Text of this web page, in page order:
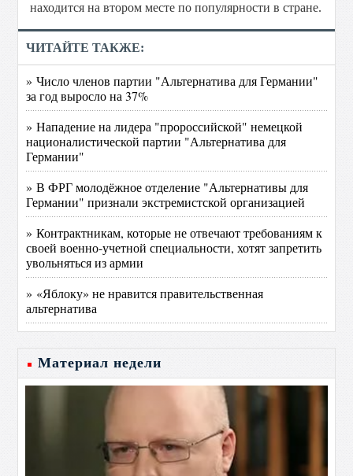
находится на втором месте по популярности в стране.
ЧИТАЙТЕ ТАКЖЕ:
» Число членов партии "Альтернатива для Германии"
за год выросло на 37%
» Нападение на лидера "пророссийской" немецкой
националистической партии "Альтернатива для
Германии"
» В ФРГ молодёжное отделение "Альтернативы для
Германии" признали экстремистской организацией
» Контрактникам, которые не отвечают требованиям к
своей военно-учетной специальности, хотят запретить
увольняться из армии
» «Яблоку» не нравится правительственная
альтернатива
Материал недели